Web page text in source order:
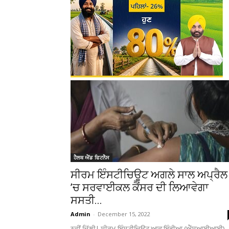
ਹੈਲਥ ਐਂਡ ਫਿਟਨੈਸ
ਸੀਰਮ ਇੰਸਟੀਚਿਊਟ ਅਗਲੇ ਸਾਲ ਅਪ੍ਰੈਲ
’ਚ ਸਰਵਾਈਕਲ ਕੈਂਸਰ ਦੀ ਲਿਆਵੇਗਾ
ਸਸਤੀ...
Admin - December 15, 2022